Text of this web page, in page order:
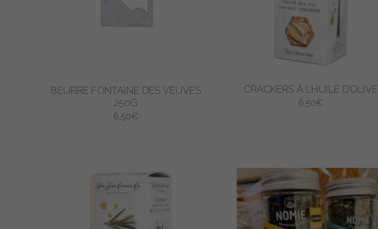
BEURRE FONTAINE DES VEUVES
250G
6,50€
CRACKERS À L’HUILE D’OLIVE
6,50€